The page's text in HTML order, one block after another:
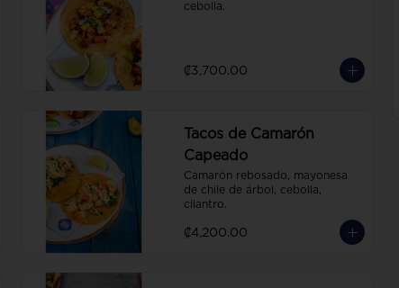
cebolla.
₡3,700.00
Tacos de Camarón
Capeado
Camarón rebosado, mayonesa
de chile de árbol, cebolla,
cilantro.
₡4,200.00